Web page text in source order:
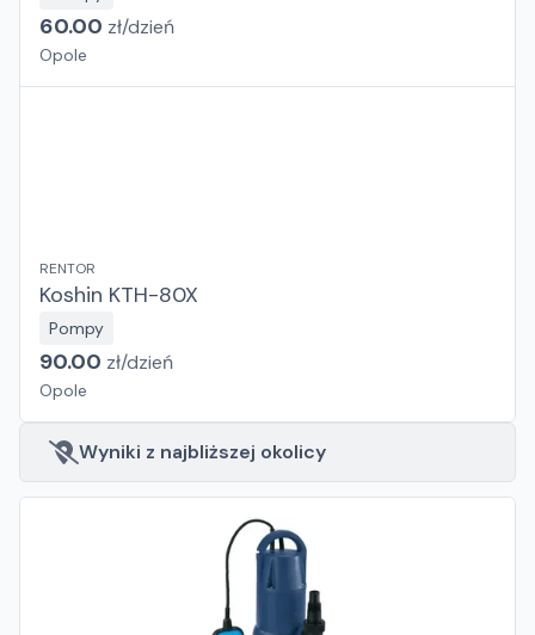
60.00 zł/dzień
Opole
RENTOR
Koshin KTH-80X
Pompy
90.00 zł/dzień
Opole
Wyniki z najbliższej okolicy